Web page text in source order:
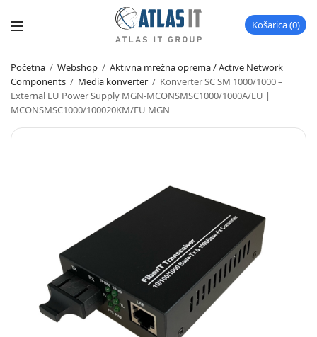
Košarica 0
Početna / Webshop / Aktivna mrežna oprema / Active Network
Components / Media konverter / Konverter SC SM 1000/1000 –
External EU Power Supply MGN-MCONSMSC1000/1000A/EU |
MCONSMSC1000/100020KM/EU MGN